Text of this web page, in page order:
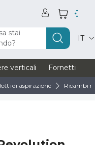
stai
IT
verticali Fornetti
di aspirazione Ricambi